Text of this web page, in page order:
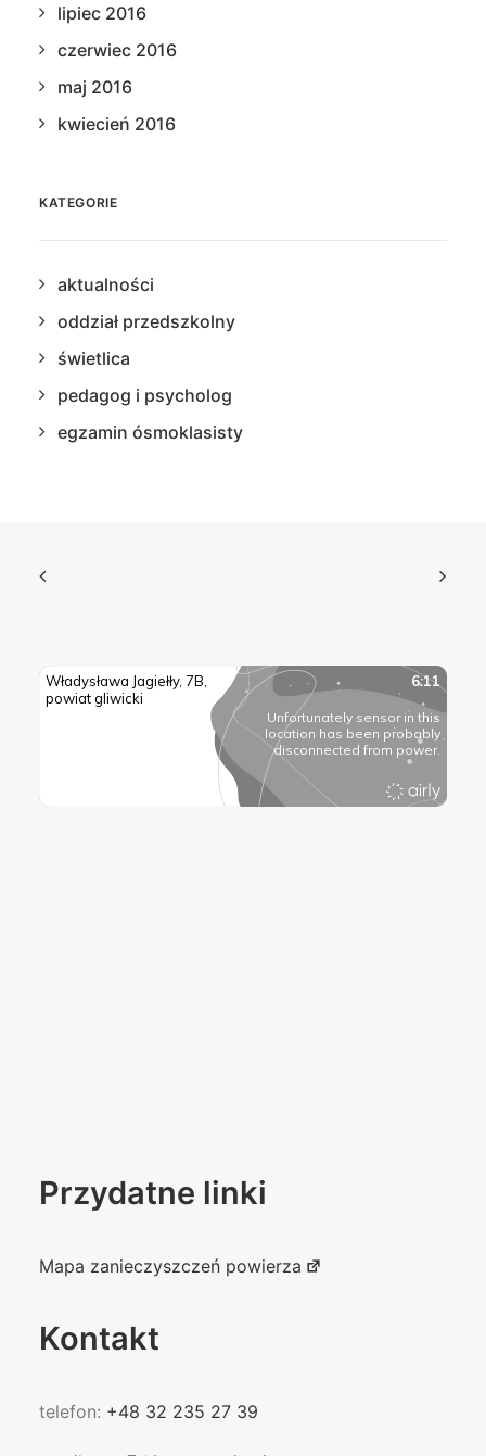
lipiec 2016
czerwiec 2016
maj 2016
kwiecień 2016
KATEGORIE
aktualności
oddział przedszkolny
świetlica
pedagog i psycholog
egzamin ósmoklasisty
Przydatne linki
Mapa zanieczyszczeń powierza
Kontakt
telefon: +48 32 235 27 39